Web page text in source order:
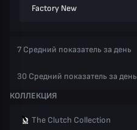
Factory New
7 Средний показатель за день
30 Средний показатель за день
КОЛЛЕКЦИЯ
The Clutch Collection